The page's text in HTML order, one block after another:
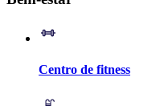
Centro de fitness